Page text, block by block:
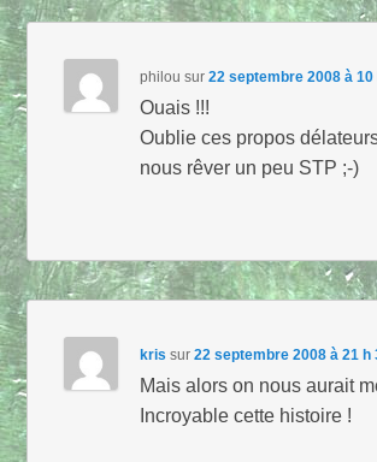
philou sur22 septembre 2008 à 10
Ouais !!!
Oublie ces propos
nous rêver un peu STP ;-)
kris sur22 septembre 2008 à 21 h
Mais alors on nous aurait
Incroyable cette histoire !